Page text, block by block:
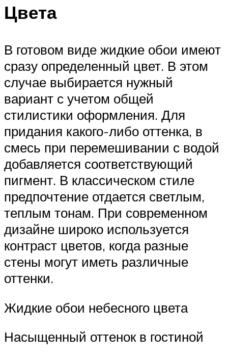
Цвета
В готовом виде жидкие обои имеют
сразу определенный цвет. В этом
случае выбирается нужный
вариант с учетом общей
стилистики оформления. Для
придания какого-либо оттенка, в
смесь при перемешивании с водой
добавляется соответствующий
пигмент. В классическом стиле
предпочтение отдается светлым,
теплым тонам. При современном
дизайне широко используется
контраст цветов, когда разные
стены могут иметь различные
оттенки.
Жидкие обои небесного цвета
Насыщенный оттенок в гостиной